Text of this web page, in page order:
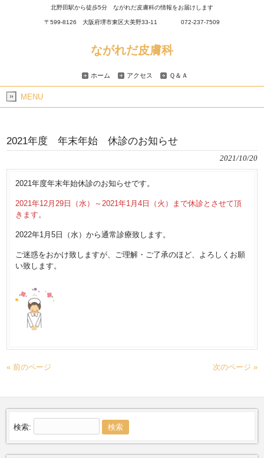
北野田駅から徒歩5分 ながれだ皮膚科の情報をお届けします
〒599-8126 大阪府堺市東区大美野33-11 072-237-7509
ながれだ皮膚科
ホーム アクセス Ｑ＆Ａ
MENU
2021年度 年末年始 休診のお知らせ
2021/10/20
2021年度年末年始休診のお知らせです。
2021年12月29日（水）～2021年1月4日（火）まで休診とさせて頂
きます。
2022年1月5日（水）から通常診療致します。
ご迷惑をおかけ致しますが、ご理解・ご了承のほど、よろしくお願
い致します。
« 前のページ 次のページ »
検索: